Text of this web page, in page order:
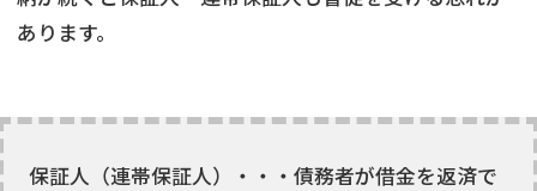
あります。
保証人（連帯保証人）・・・債務者が借金を返済で